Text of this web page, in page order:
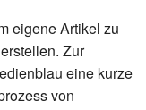
eigene Artikel zu
Zur
eine kurze
von